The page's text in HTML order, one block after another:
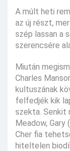
A múlt heti
az új részt,
szép lassan a
szerencsére
Miután
Charles
kultuszának
felfedjék kik
szekta. Senkit
Meadow, Gary
Cher fia
hiteltelen